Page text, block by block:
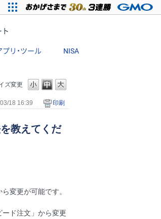
ト
プリ・ツール NISA
ズ変更
18 16:39 印刷
教えてくだ
変更が可能です。
ード注文」から変更